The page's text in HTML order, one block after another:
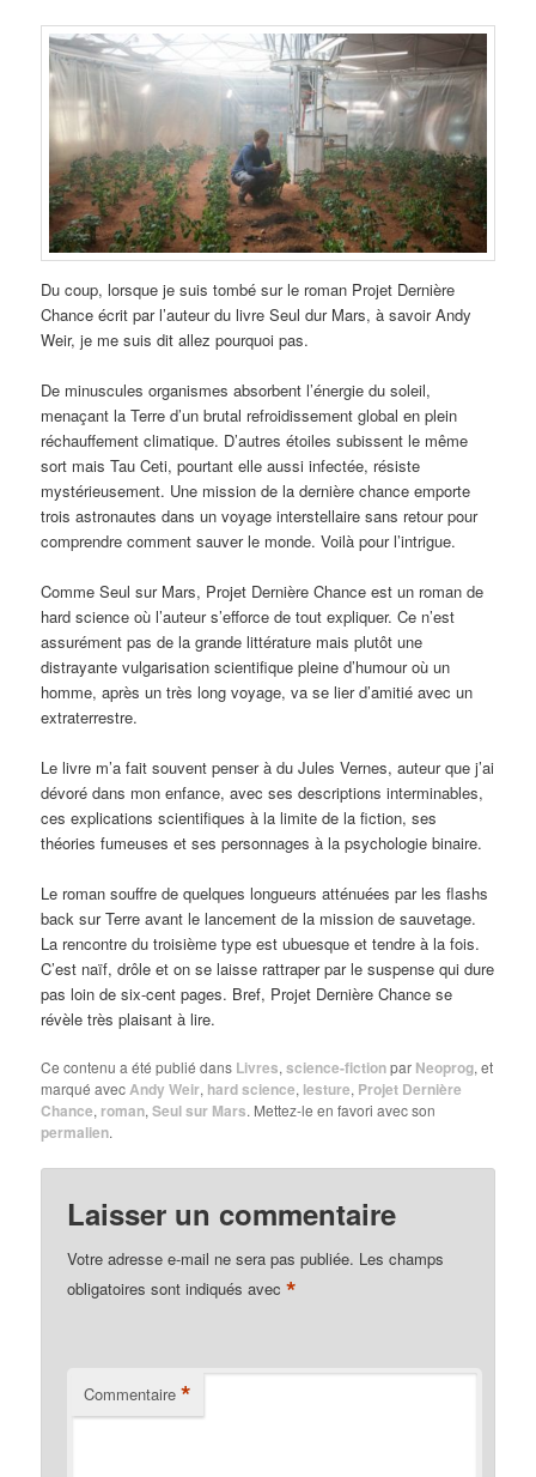
Du coup, lorsque je suis tombé sur le roman Projet Dernière
Chance écrit par l’auteur du livre Seul dur Mars, à savoir Andy
Weir, je me suis dit allez pourquoi pas.
De minuscules organismes absorbent l’énergie du soleil,
menaçant la Terre d’un brutal refroidissement global en plein
réchauffement climatique. D’autres étoiles subissent le même
sort mais Tau Ceti, pourtant elle aussi infectée, résiste
mystérieusement. Une mission de la dernière chance emporte
trois astronautes dans un voyage interstellaire sans retour pour
comprendre comment sauver le monde. Voilà pour l’intrigue.
Comme Seul sur Mars, Projet Dernière Chance est un roman de
hard science où l’auteur s’efforce de tout expliquer. Ce n’est
assurément pas de la grande littérature mais plutôt une
distrayante vulgarisation scientifique pleine d’humour où un
homme, après un très long voyage, va se lier d’amitié avec un
extraterrestre.
Le livre m’a fait souvent penser à du Jules Vernes, auteur que j’ai
dévoré dans mon enfance, avec ses descriptions interminables,
ces explications scientifiques à la limite de la fiction, ses
théories fumeuses et ses personnages à la psychologie binaire.
Le roman souffre de quelques longueurs atténuées par les flashs
back sur Terre avant le lancement de la mission de sauvetage.
La rencontre du troisième type est ubuesque et tendre à la fois.
C’est naïf, drôle et on se laisse rattraper par le suspense qui dure
pas loin de six-cent pages. Bref, Projet Dernière Chance se
révèle très plaisant à lire.
Ce contenu a été publié dans Livres,science-fictionpar Neoprog, et
marqué avecAndy Weir, hard science, lesture, Projet Dernière
Chance, roman,Seul sur Mars. Mettez-le en favori avec son
permalien.
Laisser un commentaire
Votre adresse e-mail ne sera pas publiée. Les champs
obligatoires sont indiqués avec*
Commentaire *